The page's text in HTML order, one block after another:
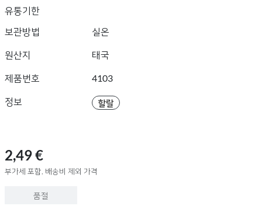
유통기한
보관방법
실온
원산지 태국
제품번호 4103
정보 할랄
2,49 €
부가세 포함, 배송비 제외 가격
품절